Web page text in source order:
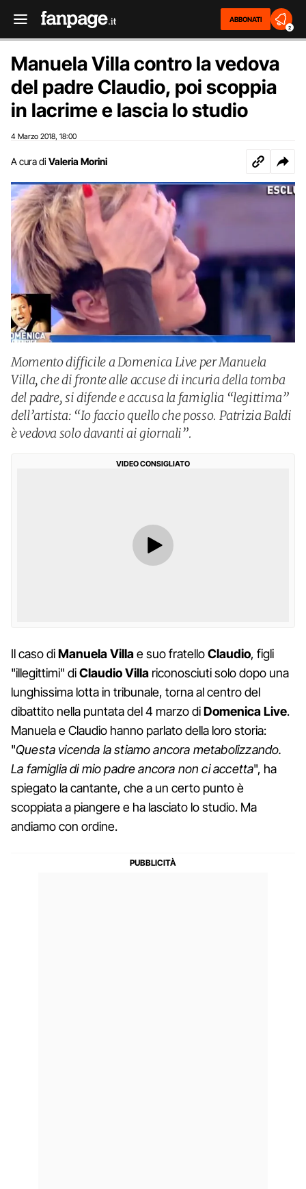
ABBONATI
2
Manuela Villa contro la vedova
del padre Claudio, poi scoppia
in lacrime e lascia lo studio
4 Marzo 2018 18:00
A cura di Valeria Morini
Momento difficile a Domenica Live per Manuela
Villa, che di fronte alle accuse di incuria della tomba
del padre, si difende e accusa la famiglia “legittima”
dell’artista: “Io faccio quello che posso. Patrizia Baldi
è vedova solo davanti ai giornali”.
VIDEO CONSIGLIATO
Il caso diManuela Villae suo fratelloClaudio, figli
"illegittimi" diClaudio Villa riconosciuti solo dopo una
lunghissima lotta in tribunale, torna al centro del
dibattito nella puntata del 4 marzo diDomenica Live.
Manuela e Claudio hanno parlato della loro storia:
"Questa vicenda la stiamo ancora metabolizzando.
La famiglia di mio padre ancora non ci accetta", ha
spiegato la cantante, che a un certo punto è
scoppiata a piangere e ha lasciato lo studio. Ma
andiamo con ordine.